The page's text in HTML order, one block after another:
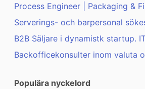
Process Engineer | Packaging &
Serverings- och barpersonal
B2B Säljare i dynamistk startup.
Backofficekonsulter inom valuta
Populära nyckelord